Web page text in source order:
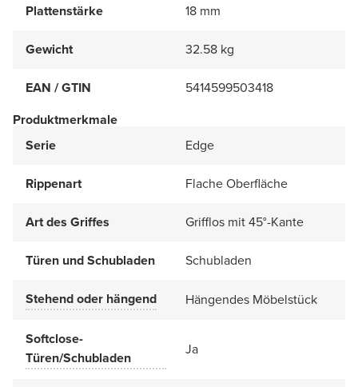
Plattenstärke 18 mm
Gewicht 32.58 kg
EAN / GTIN
5414599503418
Produktmerkmale
Serie
Edge
Rippenart Flache Oberfläche
Art des Griffes Grifflos mit 45°-Kante
Türen und Schubladen Schubladen
Stehend oder hängend Hängendes Möbelstück
Softclose-
Türen/Schubladen
Ja